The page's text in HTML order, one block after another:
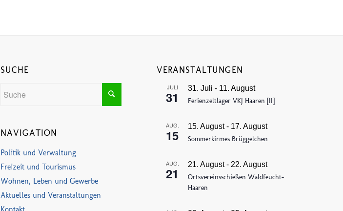
SUCHE
NAVIGATION
Politik und Verwaltung
Freizeit und Tourismus
Wohnen, Leben und Gewerbe
Aktuelles und Veranstaltungen
VERANSTALTUNGEN
JULI
31
31. Juli - 11. August
Ferienzeltlager VKJ Haaren [II]
AUG.
15
15. August- 17. August
Sommerkirmes Brüggelchen
AUG.
21
21. August- 22. August
Ortsvereinsschießen Waldfeucht-
Haaren